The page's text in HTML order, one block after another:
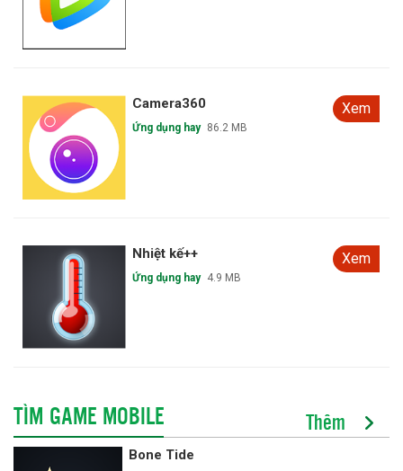
Camera360
Ứng dụng hay 86.2 MB
Xem
Nhiệt kế++
Ứng dụng hay 4.9 MB
Xem
TÌM GAME MOBILE Thêm
Bone Tide